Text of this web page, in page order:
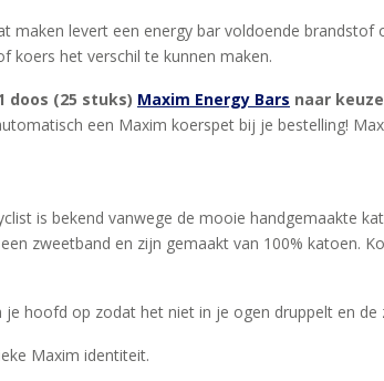
maken levert een energy bar voldoende
koers het verschil te kunnen maken.
doos (25 stuks) Maxim Energy Bars naar
een Maxim koerspet bij je bestelling!
is bekend vanwege de mooie handgemaakte
zweetband en zijn gemaakt van 100% katoen.
hoofd op zodat het niet in je ogen druppelt en de
Maxim identiteit.